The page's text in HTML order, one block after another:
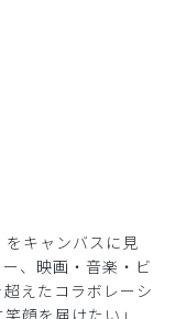
キャンバスに見
、映画・音楽・ビ
えたコラボレーシ